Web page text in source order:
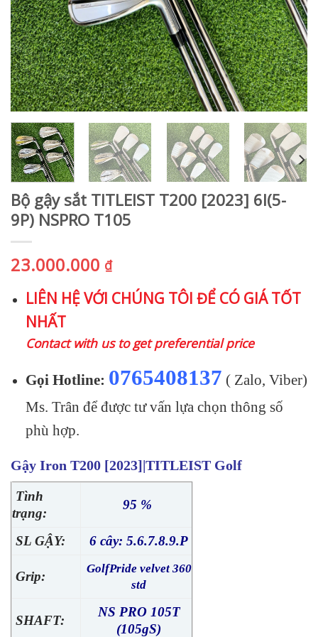
Bộ gậy sắt TITLEIST T200 [2023] 6I(5-
9P) NSPRO T105
23.000.000 ₫
LIÊN HỆ VỚI CHÚNG TÔI ĐỂ CÓ GIÁ TỐT
NHẤT
Contact with us to get preferential price
Gọi Hotline: 0765408137 ( Zalo, Viber)
Ms. Trân để được tư vấn lựa chọn thông số
phù hợp.
Gậy Iron T200 [2023]|TITLEIST Golf
Tình
trạng:
95 %
SL GẬY: 6 cây: 5.6.7.8.9.P
Grip:
GolfPride velvet 360
std
SHAFT:
NS PRO 105T
(105gS)